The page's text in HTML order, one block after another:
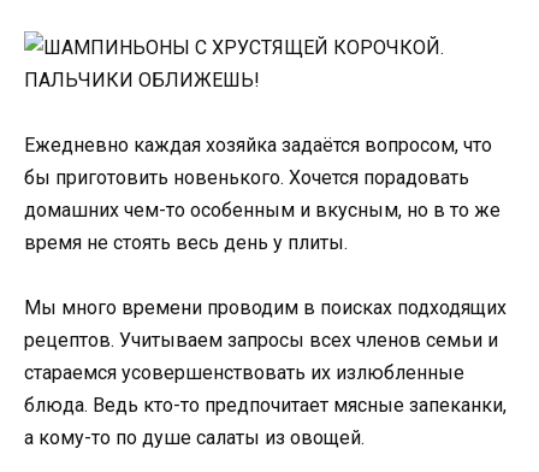
Ежедневно каждая хозяйка задаётся вопросом, что
бы приготовить новенького. Хочется порадовать
домашних чем-то особенным и вкусным, но в то же
время не стоять весь день у плиты.
Мы много времени проводим в поисках подходящих
рецептов. Учитываем запросы всех членов семьи и
стараемся усовершенствовать их излюбленные
блюда. Ведь кто-то предпочитает мясные запеканки,
а кому-то по душе салаты из овощей.